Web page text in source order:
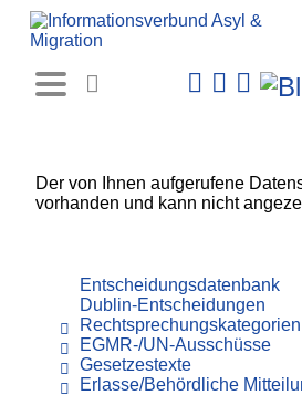
Der von Ihnen aufgerufene
vorhanden und kann nicht
Entscheidungsdatenbank
Dublin-Entscheidungen
Rechtsprechungskategorien
EGMR-/UN-Ausschüsse
Gesetzestexte
Erlasse/Behördliche